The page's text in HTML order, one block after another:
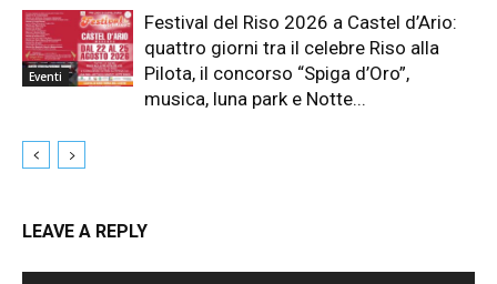
Eventi
Festival del Riso 2026 a Castel d’Ario:
quattro giorni tra il celebre Riso alla
Pilota, il concorso “Spiga d’Oro”,
musica, luna park e Notte...
LEAVE A REPLY